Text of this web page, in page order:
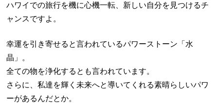
ハワイでの旅行を機に心機一転、新しい自分を見つけるチ
ャンスですよ。
幸運を引き寄せると言われているパワーストーン「水
晶」。
全ての物を浄化するとも言われています。
さらに、私達を輝く未来へと導いてくれる素晴らしいパワ
ーがあるんだとか。